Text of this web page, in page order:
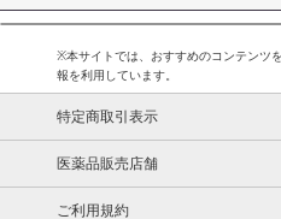
止させていただきます。
【配送伝票番号について】
※こちらの商品については商品の
配送伝票番号がマイページに表
めご了承ください。
※本サイトでは、おすすめのコンテンツ
報を利用しています。
特定商取引表示
医薬品販売店舗
ご利用規約